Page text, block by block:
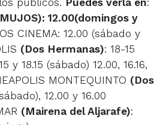
: 12.00(domingos y
CINEMA: 12.00 (sábado y
(Dos Hermanas): 18-15
y 18.15 (sábado) 12.00, 16.16,
MONTEQUINTO (Dos
12.00 y 16.00
(Mairena del Aljarafe):